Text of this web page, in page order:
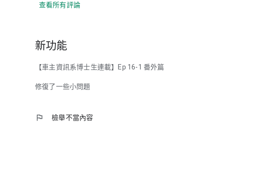
查看所有評論
新功能
【車主資訊系博士生連載】Ep 16-1 番外篇
修復了一些小問題
flag 檢舉不當內容